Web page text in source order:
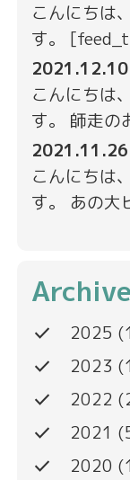
こんにちは
す。
2021.12.10
こんにちは
す。 師走の
2021.11.26
こんにちは
す。 あの大
done 2025
done 2023
done 2022
done 2021
done 2020